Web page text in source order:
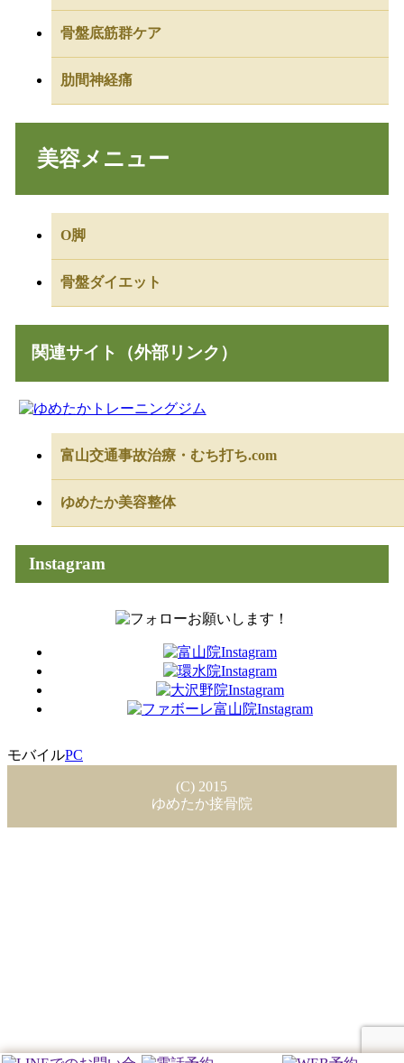
骨盤底筋群ケア
肋間神経痛
美容メニュー
O脚
骨盤ダイエット
関連サイト（外部リンク）
富山交通事故治療・むち打ち.com
ゆめたか美容整体
Instagram
モバイルPC
(C) 2015
ゆめたか接骨院